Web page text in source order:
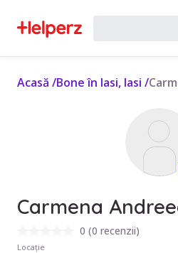
Acasă /Bone în Iasi, Iasi /
Carmena
0 (0 recenzii)
Locație